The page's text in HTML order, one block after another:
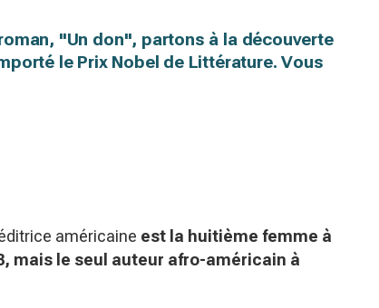
"Un don", partons à la découverte
le Prix Nobel de Littérature. Vous
américaine est la huitième femme à
mais le seul auteur afro-américain à